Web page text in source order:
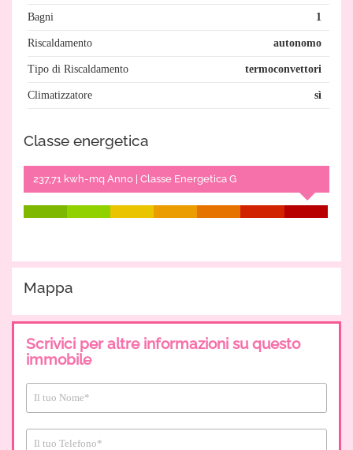
Bagni 1
Riscaldamento autonomo
Tipo di Riscaldamento termoconvettori
Climatizzatore sì
Classe energetica
237,71 kwh-mq Anno | Classe Energetica G
Mappa
Scrivici per altre informazioni su questo
immobile